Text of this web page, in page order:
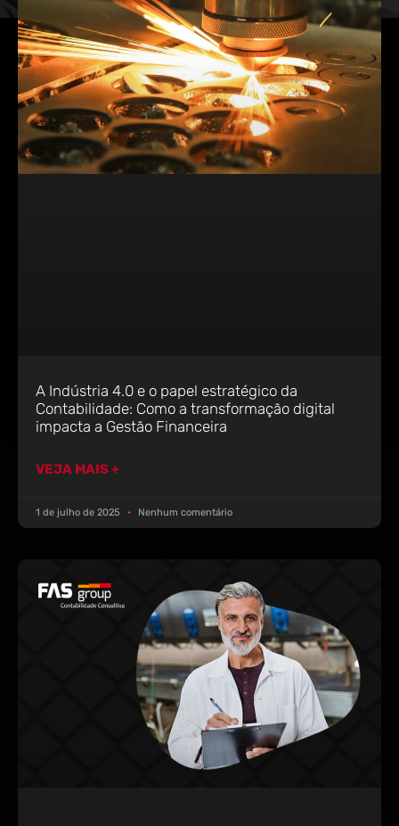
A Indústria 4.0 e o papel estratégico da
Contabilidade: Como a transformação digital
impacta a Gestão Financeira
VEJA MAIS +
1 de julho de 2025 Nenhum comentário